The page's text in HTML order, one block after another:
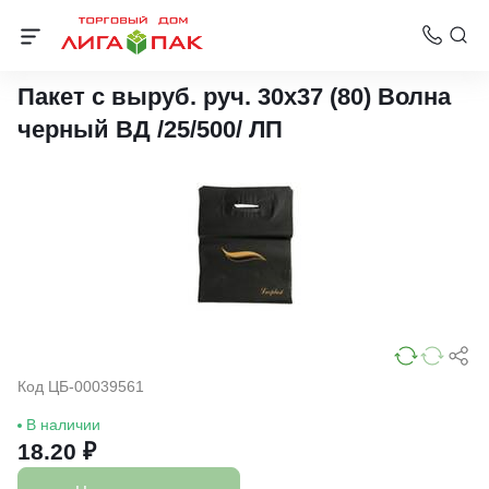
Пакеты с вырубной ручкой Нео-Пак
Пакет с выруб. руч. 30х37 (80) Волна
черный ВД /25/500/ ЛП
Код ЦБ-00039561
В наличии
18.20 ₽